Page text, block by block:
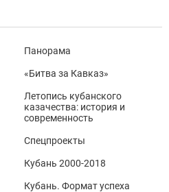
Панорама
«Битва за Кавказ»
Летопись кубанского
казачества: история и
современность
Спецпроекты
Кубань 2000-2018
Кубань. Формат успеха